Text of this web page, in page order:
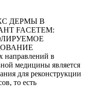
ДЕРМЫ В
FACETEM:
в
медицины является
для реконструкции
то есть